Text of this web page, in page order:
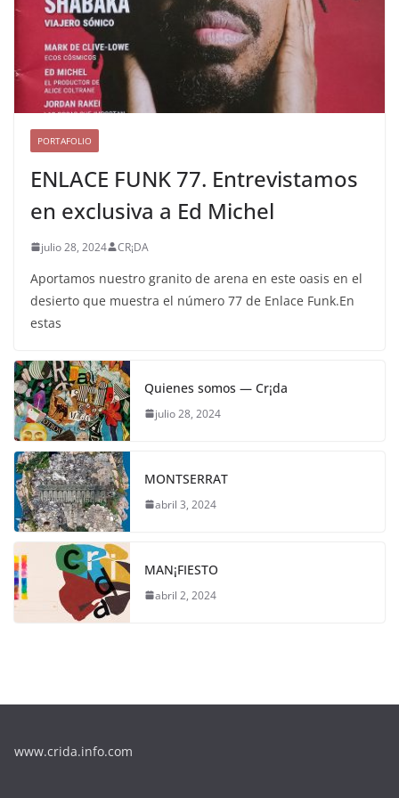
PORTAFOLIO
ENLACE FUNK 77. Entrevistamos
en exclusiva a Ed Michel
julio 28, 2024 CR¡DA
Aportamos nuestro granito de arena en este oasis en el
desierto que muestra el número 77 de Enlace Funk.En
estas
Quienes somos — Cr¡da
julio 28, 2024
MONTSERRAT
abril 3, 2024
MAN¡FIESTO
abril 2, 2024
www.crida.info.com